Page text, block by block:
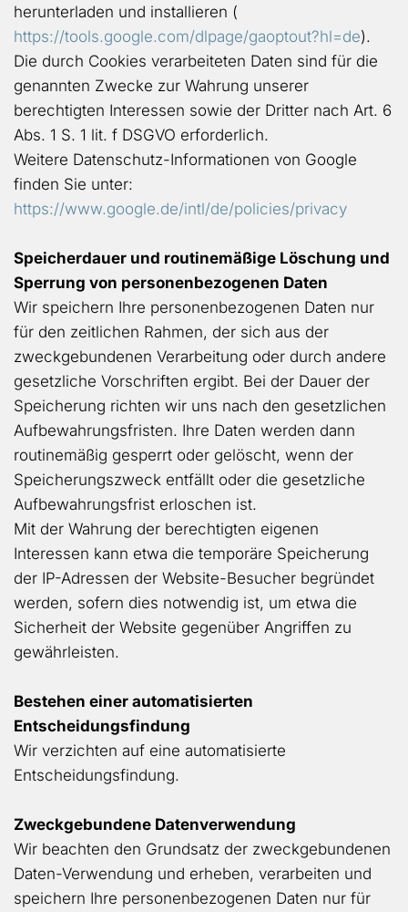
herunterladen und installieren (
https://tools.google.com/dlpage/gaoptout?hl=de).
Die durch Cookies verarbeiteten Daten sind für die
genannten Zwecke zur Wahrung unserer
berechtigten Interessen sowie der Dritter nach Art. 6
Abs. 1 S. 1 lit. f DSGVO erforderlich.
Weitere Datenschutz-Informationen von Google
finden Sie unter:
https://www.google.de/intl/de/policies/privacy
Speicherdauer und routinemäßige Löschung und
Sperrung von personenbezogenen Daten
Wir speichern Ihre personenbezogenen Daten nur
für den zeitlichen Rahmen, der sich aus der
zweckgebundenen Verarbeitung oder durch andere
gesetzliche Vorschriften ergibt. Bei der Dauer der
Speicherung richten wir uns nach den gesetzlichen
Aufbewahrungsfristen. Ihre Daten werden dann
routinemäßig gesperrt oder gelöscht, wenn der
Speicherungszweck entfällt oder die gesetzliche
Aufbewahrungsfrist erloschen ist.
Mit der Wahrung der berechtigten eigenen
Interessen kann etwa die temporäre Speicherung
der IP-Adressen der Website-Besucher begründet
werden, sofern dies notwendig ist, um etwa die
Sicherheit der Website gegenüber Angriffen zu
gewährleisten.
Bestehen einer automatisierten
Entscheidungsfindung
Wir verzichten auf eine automatisierte
Entscheidungsfindung.
Zweckgebundene Datenverwendung
Wir beachten den Grundsatz der zweckgebundenen
Daten-Verwendung und erheben, verarbeiten und
speichern Ihre personenbezogenen Daten nur für